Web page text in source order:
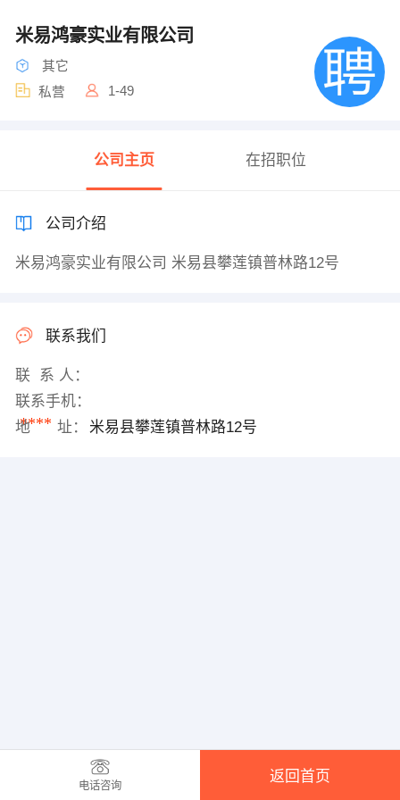
米易鸿豪实业有限公司
其它
私营
1-49
公司主页 在招职位
公司介绍
米易鸿豪实业有限公司 米易县攀莲镇普林路12号
联系我们
联 系 人：
联系手机：
****
地 址： 米易县攀莲镇普林路12号
电话咨询
返回首页